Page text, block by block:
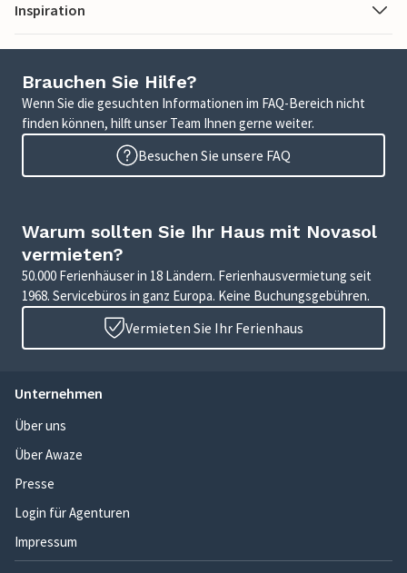
Inspiration
Brauchen Sie Hilfe?
Wenn Sie die gesuchten Informationen im FAQ-Bereich nicht
finden können, hilft unser Team Ihnen gerne weiter.
Besuchen Sie unsere FAQ
Warum sollten Sie Ihr Haus mit Novasol
vermieten?
50.000 Ferienhäuser in 18 Ländern. Ferienhausvermietung seit
1968. Servicebüros in ganz Europa. Keine Buchungsgebühren.
Vermieten Sie Ihr Ferienhaus
Unternehmen
Über uns
Über Awaze
Presse
Login für Agenturen
Impressum